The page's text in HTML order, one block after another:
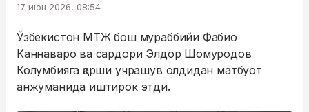
17 июн 2026, 08:54
Ўзбекистон МТЖ бош мураббийи Фабио
Каннаваро ва сардори Элдор Шомуродов
Колумбияга қарши учрашув олдидан матбуот
анжуманида иштирок этди.